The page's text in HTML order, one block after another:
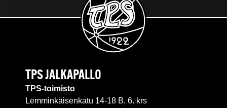
TPS JALKAPALLO
TPS-toimisto
Lemminkäisenkatu 14-18 B, 6. krs